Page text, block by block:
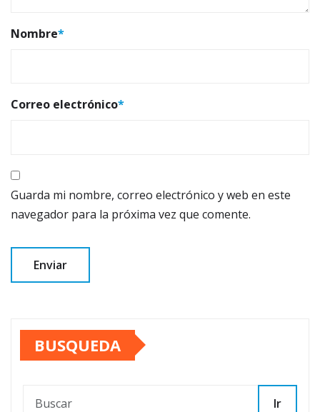
Nombre*
Correo electrónico*
Guarda mi nombre, correo electrónico y web en este
navegador para la próxima vez que comente.
BUSQUEDA
Ir